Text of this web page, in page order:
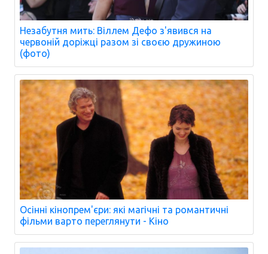
Незабутня мить: Віллем Дефо з'явився на
червоній доріжці разом зі своєю дружиною
(фото)
Осінні кінопрем'єри: які магічні та романтичні
фільми варто переглянути - Кіно